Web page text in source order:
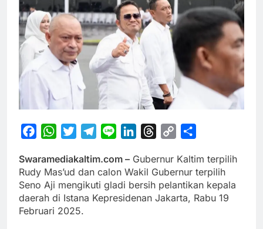
FacebookWhatsApp
TwitterTelegram
Line LinkedInThreads
Copy
Swaramediakaltim.com – Gubernur Kaltim terpilih
Rudy Mas’ud dan calon Wakil Gubernur terpilih
Seno Aji mengikuti gladi bersih pelantikan kepala
daerah di Istana Kepresidenan Jakarta, Rabu 19
Februari 2025.